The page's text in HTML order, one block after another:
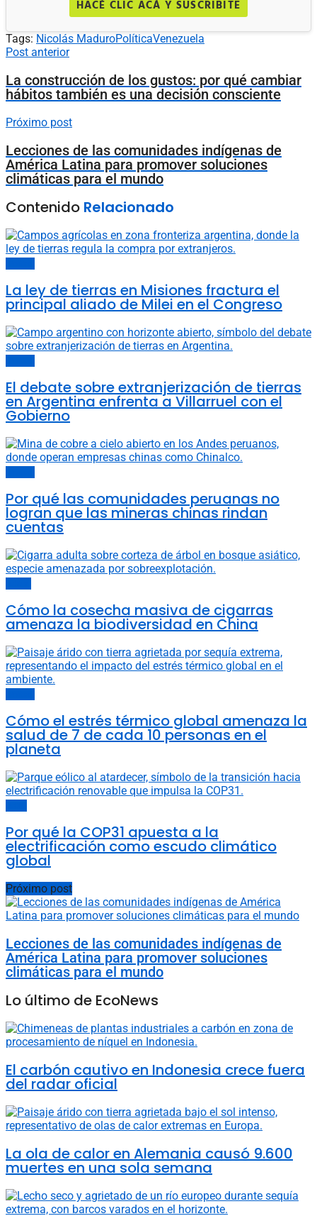
HACÉ CLIC ACÁ Y SUSCRIBITE
Tags: Nicolás MaduroPolíticaVenezuela
Post anterior
La construcción de los gustos: por qué cambiar
hábitos también es una decisión consciente
Próximo post
Lecciones de las comunidades indígenas de
América Latina para promover soluciones
climáticas para el mundo
Contenido Relacionado
La ley de tierras en Misiones fractura el
principal aliado de Milei en el Congreso
El debate sobre extranjerización de tierras
en Argentina enfrenta a Villarruel con el
Gobierno
Por qué las comunidades peruanas no
logran que las mineras chinas rindan
cuentas
Cómo la cosecha masiva de cigarras
amenaza la biodiversidad en China
Cómo el estrés térmico global amenaza la
salud de 7 de cada 10 personas en el
planeta
Por qué la COP31 apuesta a la
electrificación como escudo climático
global
Próximo post
Lecciones de las comunidades indígenas de
América Latina para promover soluciones
climáticas para el mundo
Lo último de EcoNews
El carbón cautivo en Indonesia crece fuera
del radar oficial
La ola de calor en Alemania causó 9.600
muertes en una sola semana